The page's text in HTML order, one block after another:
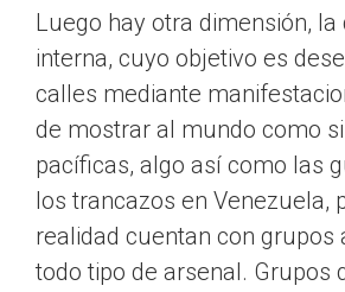
Luego hay otra dimensión, la
interna, cuyo objetivo es
calles mediante
de mostrar al mundo como
pacíficas, algo así como las
los trancazos en Venezuela,
realidad cuentan con grupos
todo tipo de arsenal. Grupos